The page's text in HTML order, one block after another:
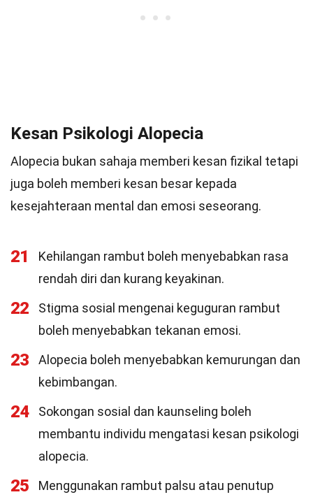
Kesan Psikologi Alopecia
Alopecia bukan sahaja memberi kesan fizikal tetapi
juga boleh memberi kesan besar kepada
kesejahteraan mental dan emosi seseorang.
21
Kehilangan rambut boleh menyebabkan rasa
rendah diri dan kurang keyakinan.
22
Stigma sosial mengenai keguguran rambut
boleh menyebabkan tekanan emosi.
23
Alopecia boleh menyebabkan kemurungan dan
kebimbangan.
24
Sokongan sosial dan kaunseling boleh
membantu individu mengatasi kesan psikologi
alopecia.
25
Menggunakan rambut palsu atau penutup